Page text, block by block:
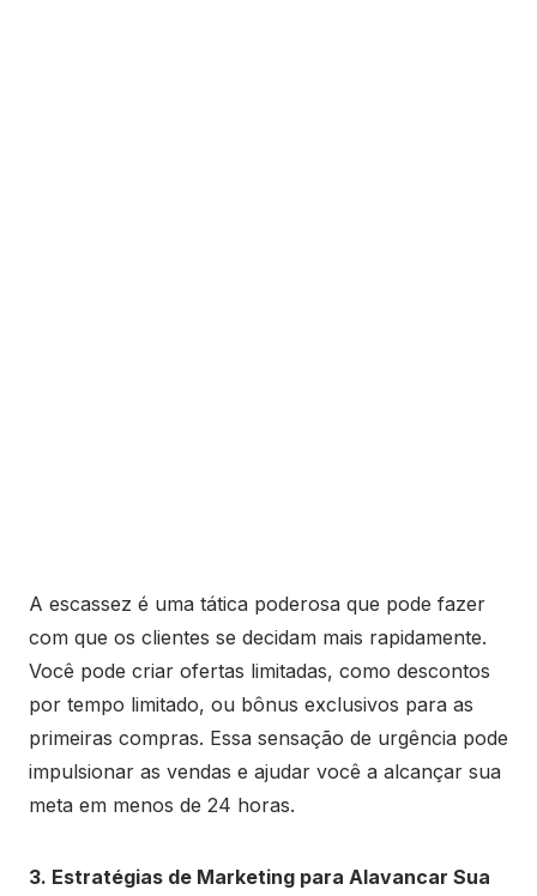
A escassez é uma tática poderosa que pode fazer
com que os clientes se decidam mais rapidamente.
Você pode criar ofertas limitadas, como descontos
por tempo limitado, ou bônus exclusivos para as
primeiras compras. Essa sensação de urgência pode
impulsionar as vendas e ajudar você a alcançar sua
meta em menos de 24 horas.
3. Estratégias de Marketing para Alavancar Sua